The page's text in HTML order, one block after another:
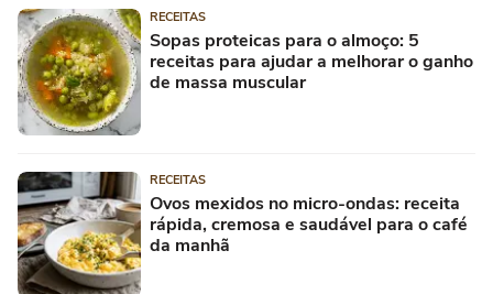
RECEITAS
Sopas proteicas para o almoço: 5
receitas para ajudar a melhorar o ganho
de massa muscular
RECEITAS
Ovos mexidos no micro-ondas: receita
rápida, cremosa e saudável para o café
da manhã